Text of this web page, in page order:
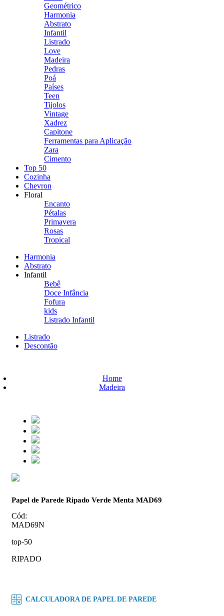
Geométrico
Harmonia
Abstrato
Infantil
Listrado
Love
Madeira
Pedras
Poá
Países
Teen
Tijolos
Vintage
Xadrez
Capitone
Ferramentas para Aplicação
Zara
Cimento
Top 50
Cozinha
Chevron
Floral
Encanto
Pétalas
Primavera
Rosas
Tropical
Harmonia
Abstrato
Infantil
Bebê
Doce Infância
Fofura
kids
Listrado Infantil
Listrado
Descontão
Home
Madeira
Papel de Parede Ripado Verde Menta MAD69
Cód:
MAD69N
top-50
RIPADO
CALCULADORA DE PAPEL DE PAREDE